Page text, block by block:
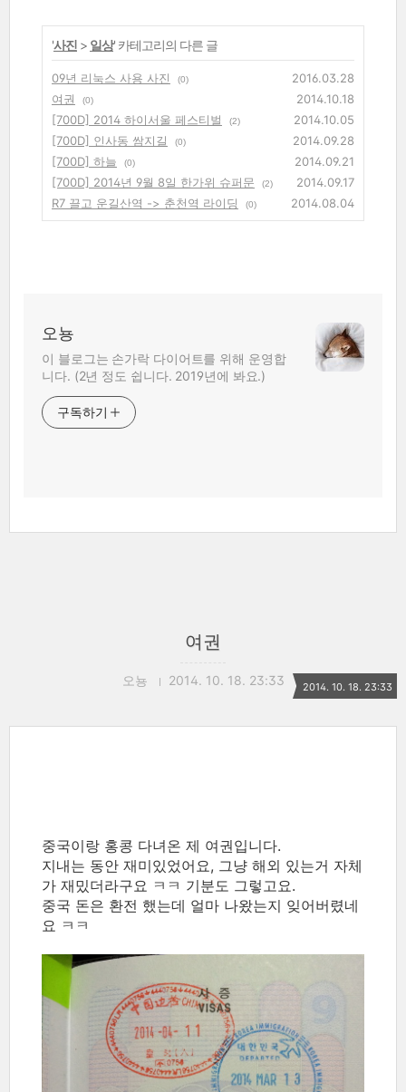
'사진 > 일상' 카테고리의 다른 글
09년 리눅스 사용 사진 (0)
2016.03.28
여권
(0)
2014.10.18
[700D] 2014 하이서울 페스티벌
(2)
2014.10.05
[700D] 인사동 쌈지길
(0)
2014.09.28
[700D] 하늘
(0)
2014.09.21
[700D] 2014년 9월 8일 한가위 슈퍼문
(2)
2014.09.17
R7 끌고 운길산역 -> 춘천역 라이딩
(0) 2014.08.04
오뇽
이 블로그는 손가락 다이어트를 위해 운영합
니다. (2년 정도 쉽니다. 2019년에 봐요.)
구독하기
여권
오뇽 2014. 10. 18. 23:33 2014. 10. 18. 23:33
중국이랑 홍콩 다녀온 제 여권입니다.
지내는 동안 재미있었어요, 그냥 해외 있는거 자체
가 재밌더라구요 ㅋㅋ 기분도 그렇고요.
중국 돈은 환전 했는데 얼마 나왔는지 잊어버렸네
요 ㅋㅋ